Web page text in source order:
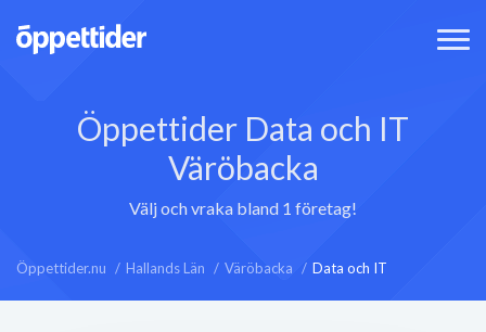
Öppettider Data och IT
Väröbacka
Välj och vraka bland 1 företag!
Öppettider.nu Hallands Län Väröbacka Data och IT